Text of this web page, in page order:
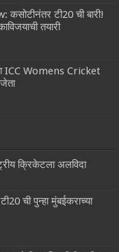
टी20 ची बारी!
तयारी
ICC Womens Cricket
क्रिकेटला अलविदा
ची पुन्हा मुंबईकराच्या